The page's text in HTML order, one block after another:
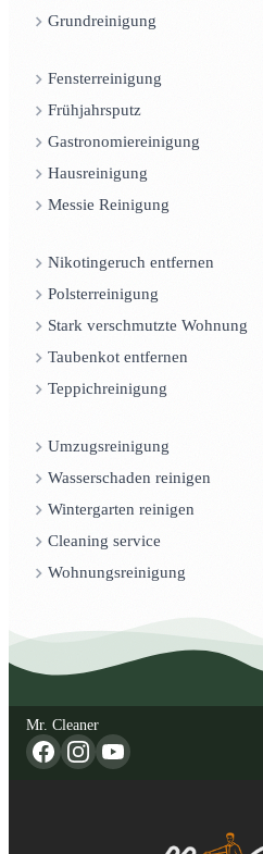
Grundreinigung
Fensterreinigung
Frühjahrsputz
Gastronomiereinigung
Hausreinigung
Messie Reinigung
Nikotingeruch entfernen
Polsterreinigung
Stark verschmutzte Wohnung
Taubenkot entfernen
Teppichreinigung
Umzugsreinigung
Wasserschaden reinigen
Wintergarten reinigen
Cleaning service
Wohnungsreinigung
Mr. Cleaner